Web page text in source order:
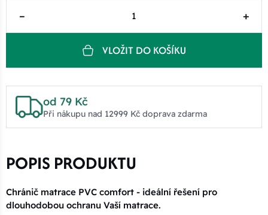
– +
VLOŽIT DO KOŠÍKU
od 79 Kč
Při nákupu nad 12999 Kč doprava zdarma
POPIS PRODUKTU
Chránič matrace PVC comfort - ideální řešení pro
dlouhodobou ochranu Vaší matrace.